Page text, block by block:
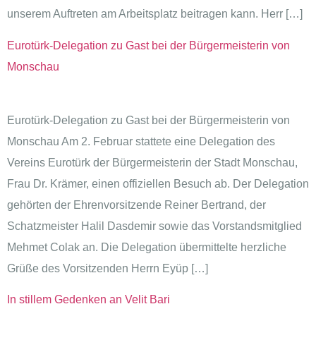
unserem Auftreten am Arbeitsplatz beitragen kann. Herr […]
Eurotürk-Delegation zu Gast bei der Bürgermeisterin von
Monschau
Eurotürk-Delegation zu Gast bei der Bürgermeisterin von
Monschau Am 2. Februar stattete eine Delegation des
Vereins Eurotürk der Bürgermeisterin der Stadt Monschau,
Frau Dr. Krämer, einen offiziellen Besuch ab. Der Delegation
gehörten der Ehrenvorsitzende Reiner Bertrand, der
Schatzmeister Halil Dasdemir sowie das Vorstandsmitglied
Mehmet Colak an. Die Delegation übermittelte herzliche
Grüße des Vorsitzenden Herrn Eyüp […]
In stillem Gedenken an Velit Bari